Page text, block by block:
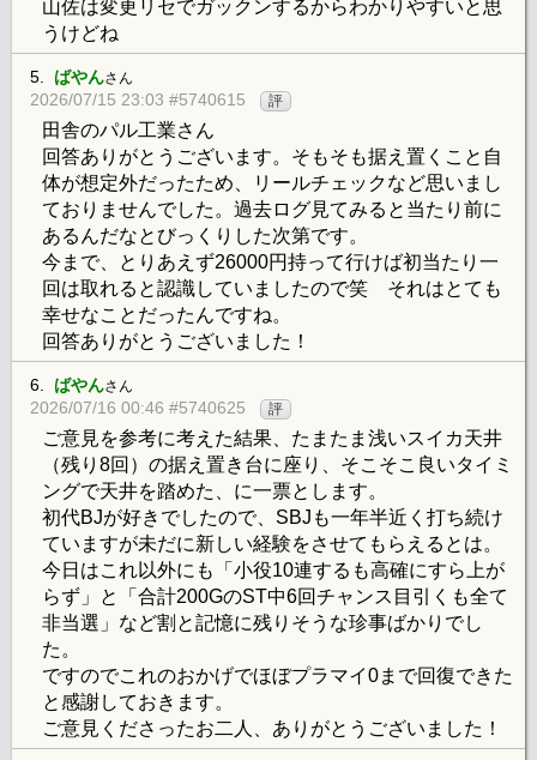
山佐は変更リセでガックンするからわかりやすいと思
うけどね
5. ばやんさん
2026/07/15 23:03 #5740615 評
田舎のパル工業さん
回答ありがとうございます。そもそも据え置くこと自
体が想定外だったため、リールチェックなど思いまし
ておりませんでした。過去ログ見てみると当たり前に
あるんだなとびっくりした次第です。
今まで、とりあえず26000円持って行けば初当たり一
回は取れると認識していましたので笑 それはとても
幸せなことだったんですね。
回答ありがとうございました！
6. ばやんさん
2026/07/16 00:46 #5740625 評
ご意見を参考に考えた結果、たまたま浅いスイカ天井
（残り8回）の据え置き台に座り、そこそこ良いタイミ
ングで天井を踏めた、に一票とします。
初代BJが好きでしたので、SBJも一年半近く打ち続け
ていますが未だに新しい経験をさせてもらえるとは。
今日はこれ以外にも「小役10連するも高確にすら上が
らず」と「合計200GのST中6回チャンス目引くも全て
非当選」など割と記憶に残りそうな珍事ばかりでし
た。
ですのでこれのおかげでほぼプラマイ0まで回復できた
と感謝しておきます。
ご意見くださったお二人、ありがとうございました！